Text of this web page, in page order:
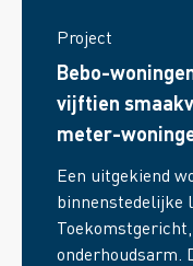
Project
Bebo-
vijftien
meter-
Een uitgekiend
binnenstedelijke
onderhoudsarm.